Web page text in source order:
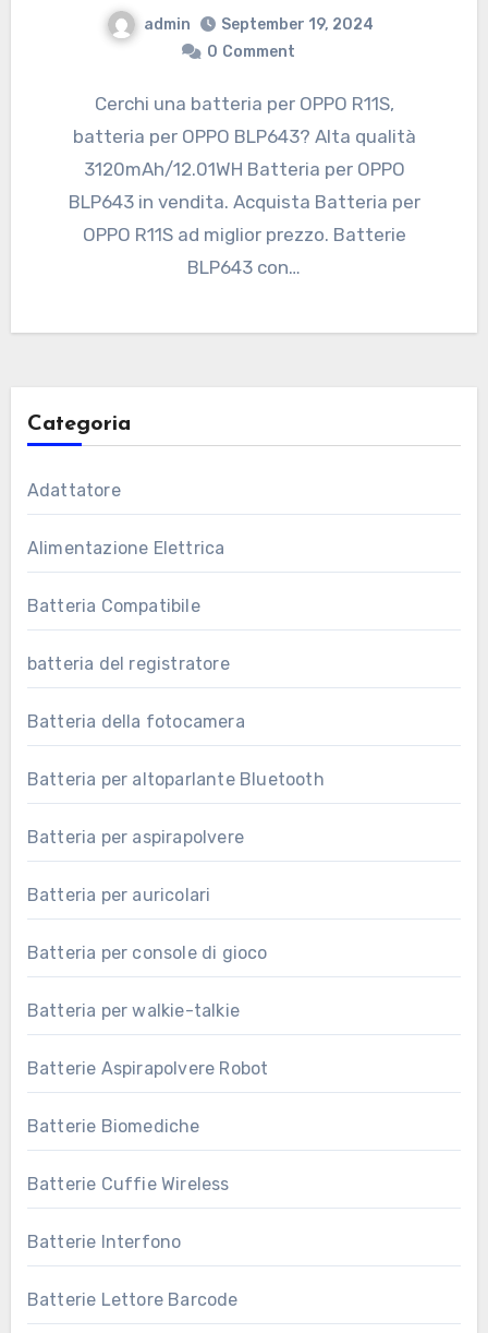
admin
September 19, 2024
0 Comment
Cerchi una batteria per OPPO R11S,
batteria per OPPO BLP643? Alta qualità
3120mAh/12.01WH Batteria per OPPO
BLP643 in vendita. Acquista Batteria per
OPPO R11S ad miglior prezzo. Batterie
BLP643 con…
Categoria
Adattatore
Alimentazione Elettrica
Batteria Compatibile
batteria del registratore
Batteria della fotocamera
Batteria per altoparlante Bluetooth
Batteria per aspirapolvere
Batteria per auricolari
Batteria per console di gioco
Batteria per walkie-talkie
Batterie Aspirapolvere Robot
Batterie Biomediche
Batterie Cuffie Wireless
Batterie Interfono
Batterie Lettore Barcode